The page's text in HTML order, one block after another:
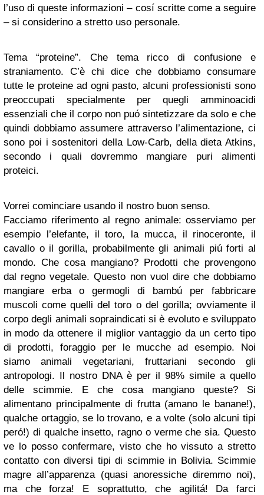
l’uso di queste informazioni – cosí scritte come a seguire
– si considerino a stretto uso personale.
Tema “proteine”. Che tema ricco di confusione e
straniamento. C’è chi dice che dobbiamo consumare
tutte le proteine ad ogni pasto, alcuni professionisti sono
preoccupati specialmente per quegli amminoacidi
essenziali che il corpo non puó sintetizzare da solo e che
quindi dobbiamo assumere attraverso l’alimentazione, ci
sono poi i sostenitori della Low-Carb, della dieta Atkins,
secondo i quali dovremmo mangiare puri alimenti
proteici.
Vorrei cominciare usando il nostro buon senso.
Facciamo riferimento al regno animale: osserviamo per
esempio l’elefante, il toro, la mucca, il rinoceronte, il
cavallo o il gorilla, probabilmente gli animali piú forti al
mondo. Che cosa mangiano? Prodotti che provengono
dal regno vegetale. Questo non vuol dire che dobbiamo
mangiare erba o germogli di bambú per fabbricare
muscoli come quelli del toro o del gorilla; ovviamente il
corpo degli animali sopraindicati si è evoluto e sviluppato
in modo da ottenere il miglior vantaggio da un certo tipo
di prodotti, foraggio per le mucche ad esempio. Noi
siamo animali vegetariani, fruttariani secondo gli
antropologi. Il nostro DNA è per il 98% simile a quello
delle scimmie. E che cosa mangiano queste? Si
alimentano principalmente di frutta (amano le banane!),
qualche ortaggio, se lo trovano, e a volte (solo alcuni tipi
peró!) di qualche insetto, ragno o verme che sia. Questo
ve lo posso confermare, visto che ho vissuto a stretto
contatto con diversi tipi di scimmie in Bolivia. Scimmie
magre all’apparenza (quasi anoressiche diremmo noi),
ma che forza! E soprattutto, che agilitá! Da farci